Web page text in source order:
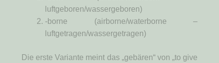
luftgeboren/wassergeboren)
-borne (airborne/waterborne –
luftgetragen/wassergetragen)
Die erste Variante meint das „gebären“ von „to give